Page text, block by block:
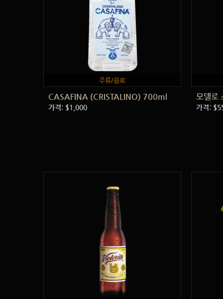
주류/음료
CASAFINA (CRISTALINO) 700ml
가격: $1,000
모델로
가격: